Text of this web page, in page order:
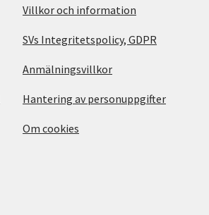
Villkor och information
SVs Integritetspolicy, GDPR
Anmälningsvillkor
Hantering av personuppgifter
Om cookies